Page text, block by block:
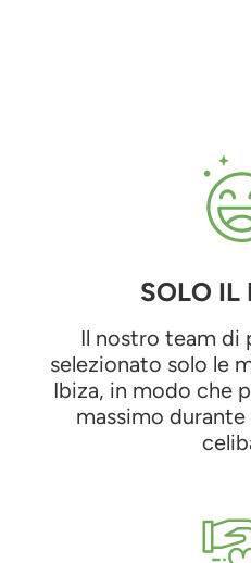
SOLO IL
Il nostro team di
selezionato solo le
Ibiza, in modo che
massimo